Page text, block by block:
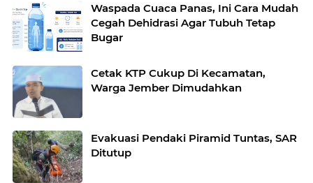
Waspada Cuaca Panas, Ini Cara Mudah
Cegah Dehidrasi Agar Tubuh Tetap
Bugar
Cetak KTP Cukup Di Kecamatan,
Warga Jember Dimudahkan
Evakuasi Pendaki Piramid Tuntas, SAR
Ditutup